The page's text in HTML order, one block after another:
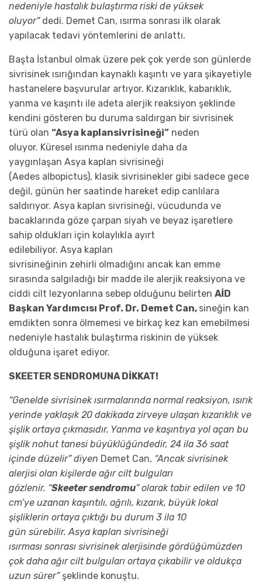
nedeniyle hastalık bulaştırma riski de yüksek
oluyor” dedi. Demet Can, ısırma sonrası ilk olarak
yapılacak tedavi yöntemlerini de anlattı.
Başta İstanbul olmak üzere pek çok yerde son günlerde
sivrisinek ısırığından kaynaklı kaşıntı ve yara şikayetiyle
hastanelere başvurular artıyor. Kızarıklık, kabarıklık,
yanma ve kaşıntı ile adeta alerjik reaksiyon şeklinde
kendini gösteren bu duruma saldırgan bir sivrisinek
türü olan “Asya kaplansivrisineği” neden
oluyor. Küresel ısınma nedeniyle daha da
yaygınlaşan Asya kaplan sivrisineği
(Aedes albopictus), klasik sivrisinekler gibi sadece gece
değil, günün her saatinde hareket edip canlılara
saldırıyor. Asya kaplan sivrisineği, vücudunda ve
bacaklarında göze çarpan siyah ve beyaz işaretlere
sahip oldukları için kolaylıkla ayırt
edilebiliyor. Asya kaplan
sivrisineğinin zehirli olmadığını ancak kan emme
sırasında salgıladığı bir madde ile alerjik reaksiyona ve
ciddi cilt lezyonlarına sebep olduğunu belirten AİD
Başkan Yardımcısı Prof. Dr. Demet Can, sineğin kan
emdikten sonra ölmemesi ve birkaç kez kan emebilmesi
nedeniyle hastalık bulaştırma riskinin de yüksek
olduğuna işaret ediyor.
SKEETER SENDROMUNA DİKKAT!
“Genelde sivrisinek ısırmalarında normal reaksiyon, ısırık
yerinde yaklaşık 20 dakikada zirveye ulaşan kızarıklık ve
şişlik ortaya çıkmasıdır. Yanma ve kaşıntıya yol açan bu
şişlik nohut tanesi büyüklüğündedir, 24 ila 36 saat
içinde düzelir” diyen Demet Can, “Ancak sivrisinek
alerjisi olan kişilerde ağır cilt bulguları
gözlenir. “Skeeter sendromu” olarak tabir edilen ve 10
cm’ye uzanan kaşıntılı, ağrılı, kızarık, büyük lokal
şişliklerin ortaya çıktığı bu durum 3 ila 10
gün sürebilir. Asya kaplan sivrisineği
ısırması sonrası sivrisinek alerjisinde gördüğümüzden
çok daha ağır cilt bulguları ortaya çıkabilir ve oldukça
uzun sürer”şeklinde konuştu.